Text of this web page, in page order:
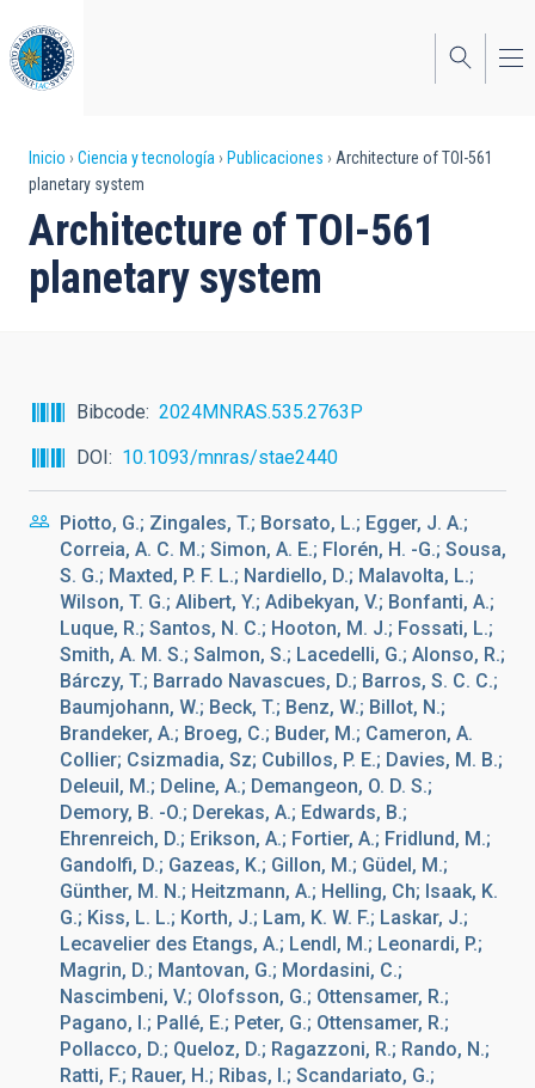
al
contenido
principal
Sobrescribir
enlaces
de
ayuda
navegación
Inicio Ciencia y tecnología Publicaciones
Architecture of TOI-561
planetary system
Architecture of TOI-561
planetary system
Bibcode
2024MNRAS.535.2763P
DOI
10.1093/mnras/stae2440
Piotto, G.; Zingales, T.; Borsato, L.; Egger, J. A.;
Correia, A. C. M.; Simon, A. E.; Florén, H. -G.; Sousa,
S. G.; Maxted, P. F. L.; Nardiello, D.; Malavolta, L.;
Wilson, T. G.; Alibert, Y.; Adibekyan, V.; Bonfanti, A.;
Luque, R.; Santos, N. C.; Hooton, M. J.; Fossati, L.;
Smith, A. M. S.; Salmon, S.; Lacedelli, G.; Alonso, R.;
Bárczy, T.; Barrado Navascues, D.; Barros, S. C. C.;
Baumjohann, W.; Beck, T.; Benz, W.; Billot, N.;
Brandeker, A.; Broeg, C.; Buder, M.; Cameron, A.
Collier; Csizmadia, Sz; Cubillos, P. E.; Davies, M. B.;
Deleuil, M.; Deline, A.; Demangeon, O. D. S.;
Demory, B. -O.; Derekas, A.; Edwards, B.;
Ehrenreich, D.; Erikson, A.; Fortier, A.; Fridlund, M.;
Gandolfi, D.; Gazeas, K.; Gillon, M.; Güdel, M.;
Günther, M. N.; Heitzmann, A.; Helling, Ch; Isaak, K.
G.; Kiss, L. L.; Korth, J.; Lam, K. W. F.; Laskar, J.;
Lecavelier des Etangs, A.; Lendl, M.; Leonardi, P.;
Magrin, D.; Mantovan, G.; Mordasini, C.;
Nascimbeni, V.; Olofsson, G.; Ottensamer, R.;
Pagano, I.; Pallé, E.; Peter, G.; Ottensamer, R.;
Pollacco, D.; Queloz, D.; Ragazzoni, R.; Rando, N.;
Ratti, F.; Rauer, H.; Ribas, I.; Scandariato, G.;